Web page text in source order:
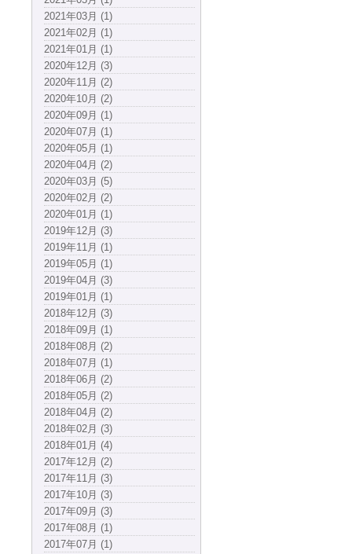
2021年03月 (1)
2021年02月 (1)
2021年01月 (1)
2020年12月 (3)
2020年11月 (2)
2020年10月 (2)
2020年09月 (1)
2020年07月 (1)
2020年05月 (1)
2020年04月 (2)
2020年03月 (5)
2020年02月 (2)
2020年01月 (1)
2019年12月 (3)
2019年11月 (1)
2019年05月 (1)
2019年04月 (3)
2019年01月 (1)
2018年12月 (3)
2018年09月 (1)
2018年08月 (2)
2018年07月 (1)
2018年06月 (2)
2018年05月 (2)
2018年04月 (2)
2018年02月 (3)
2018年01月 (4)
2017年12月 (2)
2017年11月 (3)
2017年10月 (3)
2017年09月 (3)
2017年08月 (1)
2017年07月 (1)